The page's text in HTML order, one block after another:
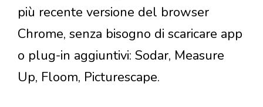
più recente versione del browser
Chrome, senza bisogno di scaricare app
o plug-in aggiuntivi: Sodar, Measure
Up, Floom, Picturescape.